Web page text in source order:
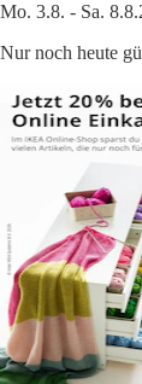
Mo. 3.8. - Sa.
Nur noch heute